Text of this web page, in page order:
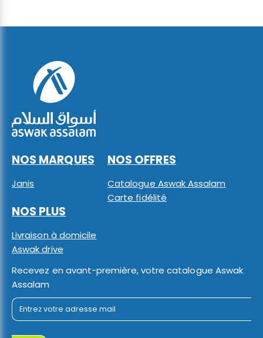
NOS MARQUES
Janis
NOS OFFRES
Catalogue Aswak Assalam
Carte fidélité
NOS PLUS
Livraison à domicile
Aswak drive
Recevez en avant-première, votre catalogue Aswak
Assalam